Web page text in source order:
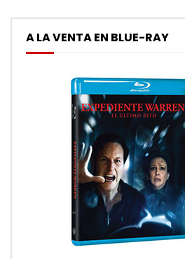
A LA VENTA EN BLUE-RAY